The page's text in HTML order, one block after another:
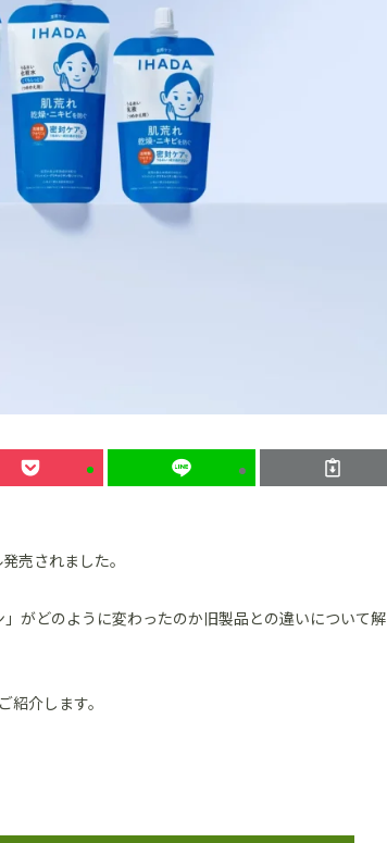
売されました。
がどのように変わったのか旧製品との違いについて解
介します。